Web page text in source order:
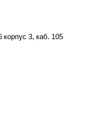
корпус 3, каб. 105